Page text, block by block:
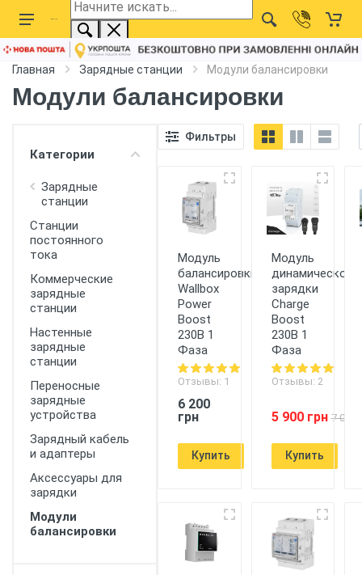
Главная Зарядные станции Модули балансировки
Модули балансировки
Категории
Зарядные
станции
Станции
постоянного
тока
Коммерческие
зарядные
станции
Настенные
зарядные
станции
Переносные
зарядные
устройства
Зарядный кабель
и адаптеры
Аксессуары для
зарядки
Модули
балансировки
Фильтры
Модуль
балансировки
Wallbox
Power
Boost
230В 1
Фаза
Отзывы: 1
6 200
грн
Купить
Модуль
динамической
зарядки
Charge
Boost
230В 1
Фаза
Отзывы: 2
5 900 грн 7 000
Купить